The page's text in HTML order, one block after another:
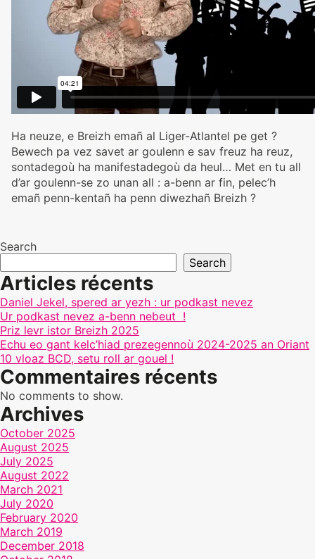
Ha neuze, e Breizh emañ al Liger-Atlantel pe get ?
Bewech pa vez savet ar goulenn e sav freuz ha reuz,
sontadegoù ha manifestadegoù da heul… Met en tu all
d’ar goulenn-se zo unan all : a-benn ar fin, pelec’h
emañ penn-kentañ ha penn diwezhañ Breizh ?
Search
Search
Articles récents
Daniel Jekel, spered ar yezh : ur podkast nevez
Ur podkast nevez a-benn nebeut !
Priz levr istor Breizh 2025
Echu eo gant kelc’hiad prezegennoù 2024-2025 an Oriant
10 vloaz BCD, setu roll ar gouel !
Commentaires récents
No comments to show.
Archives
October 2025
August 2025
July 2025
August 2022
March 2021
July 2020
February 2020
March 2019
December 2018